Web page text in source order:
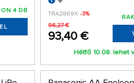
4 DB TRA2869X -3%
96,27 €
93,40 €
Hétfő 10.08. lehet